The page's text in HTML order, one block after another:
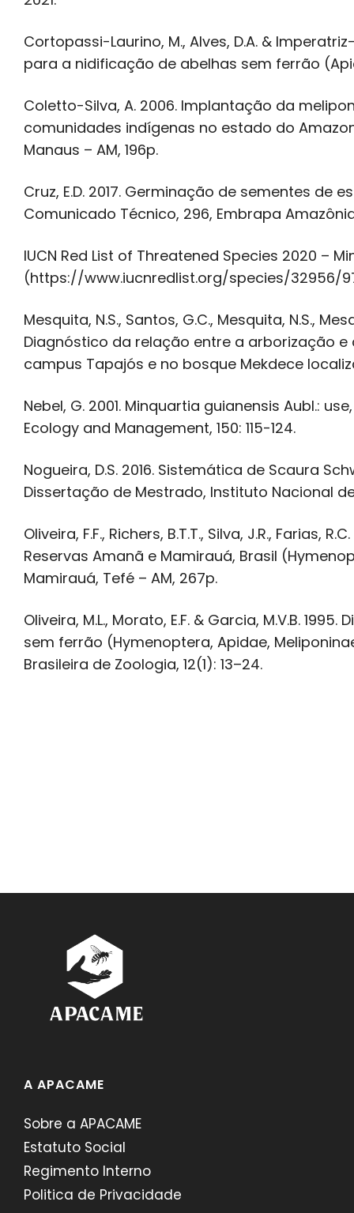
Cortopassi-Laurino, M., Alves, D.A. &
para a nidificação de abelhas sem ferrão
Coletto-Silva, A. 2006. Implantação da
comunidades indígenas no estado do
Manaus – AM, 196p.
Cruz, E.D. 2017. Germinação de sementes
Comunicado Técnico, 296, Embrapa
IUCN Red List of Threatened Species 2020 –
(https://www.iucnredlist.org/species/32956/
Mesquita, N.S., Santos, G.C., Mesquita, N.S.,
Diagnóstico da relação entre a arborização
campus Tapajós e no bosque Mekdece
Nebel, G. 2001. Minquartia guianensis Aubl.:
Ecology and Management, 150: 115-124.
Nogueira, D.S. 2016. Sistemática de Scaura
Dissertação de Mestrado, Instituto Nacional
Oliveira, F.F., Richers, B.T.T., Silva, J.R., Farias,
Reservas Amanã e Mamirauá, Brasil
Mamirauá, Tefé – AM, 267p.
Oliveira, M.L., Morato, E.F. & Garcia, M.V.B.
sem ferrão (Hymenoptera, Apidae,
Brasileira de Zoologia, 12(1): 13–24.
A APACAME
Sobre a APACAME
Estatuto Social
Regimento Interno
Politica de Privacidade